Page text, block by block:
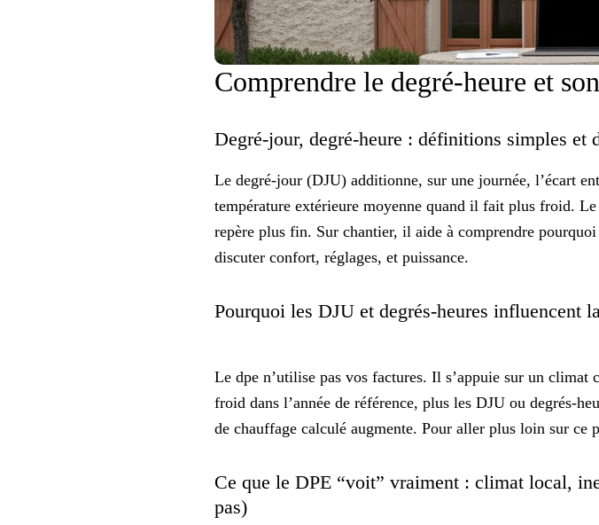
Comprendre le degré-heure et
Degré-jour, degré-heure : définitions simples et
Le degré-jour (DJU) additionne, sur une journée, l’écart
température extérieure moyenne quand il fait plus froid.
repère plus fin. Sur chantier, il aide à comprendre
discuter confort, réglages, et puissance.
Pourquoi les DJU et degrés-heures influencent
Le dpe n’utilise pas vos factures. Il s’appuie sur un climat
froid dans l’année de référence, plus les DJU ou degrés-
de chauffage calculé augmente. Pour aller plus loin sur ce
Ce que le DPE “voit” vraiment : climat local,
pas)